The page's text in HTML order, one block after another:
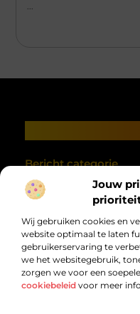
Jouw
Wij gebruiken cookies en
website optimaal te laten
gebruikerservaring te
we het websitegebruik,
zorgen we voor een
cookiebeleid voor meer
...
Bericht categorie
Van alles